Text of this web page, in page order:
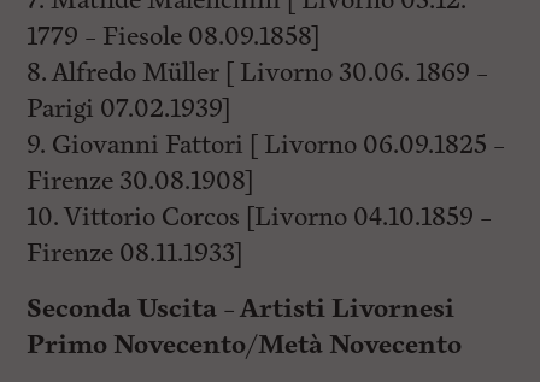
1779 – Fiesole 08.09.1858]
8. Alfredo Müller [ Livorno 30.06. 1869 –
Parigi 07.02.1939]
9. Giovanni Fattori [ Livorno 06.09.1825 –
Firenze 30.08.1908]
10. Vittorio Corcos [Livorno 04.10.1859 –
Firenze 08.11.1933]
Seconda Uscita – Artisti Livornesi
Primo Novecento/Metà Novecento